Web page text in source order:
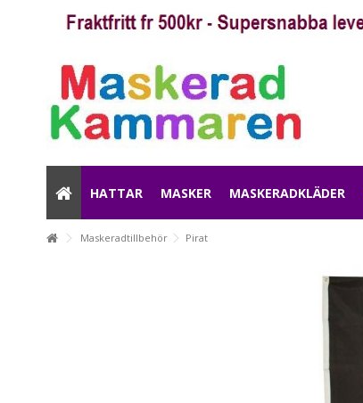
HATTAR MASKER MASKERADKLÄDER
Maskeradtillbehör Pirat